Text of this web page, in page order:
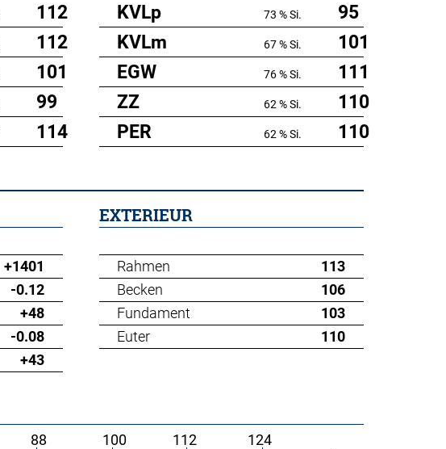
112
112
101
99
114
KVLp 73 % Si.
95
KVLm
67 % Si.
101
EGW
76 % Si.
111
ZZ
62 % Si.
110
PER
62 % Si. 110
+1401
-0.12
+48
-0.08
+43
EXTERIEUR
Rahmen
113
Becken
106
Fundament
103
Euter
110
88 100 112 124